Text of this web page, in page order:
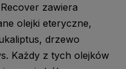
zawiera
olejki eteryczne,
drzewo
Każdy z tych olejków